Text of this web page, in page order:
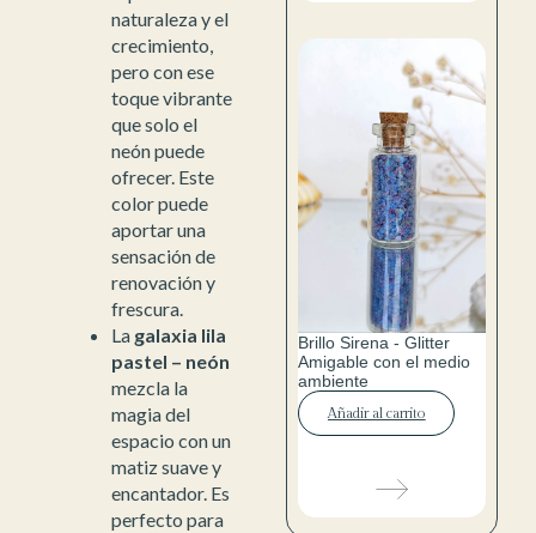
naturaleza y el
crecimiento,
pero con ese
toque vibrante
que solo el
neón puede
ofrecer. Este
color puede
aportar una
sensación de
renovación y
frescura.
La galaxia lila
pastel – neón
mezcla la
magia del
espacio con un
matiz suave y
encantador. Es
perfecto para
Brillo Sirena - Glitter
Amigable con el medio
ambiente
Añadir al carrito